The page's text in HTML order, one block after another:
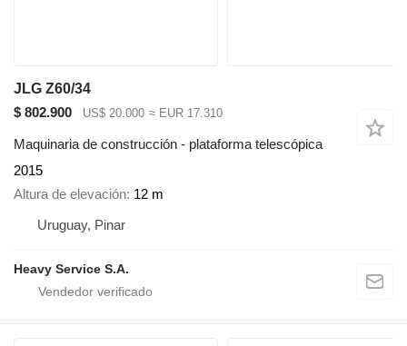
JLG Z60/34
$ 802.900
US$ 20.000 ≈ EUR 17.310
Maquinaria de construcción - plataforma telescópica
2015
Altura de elevación 12 m
Uruguay, Pinar
Heavy Service S.A.